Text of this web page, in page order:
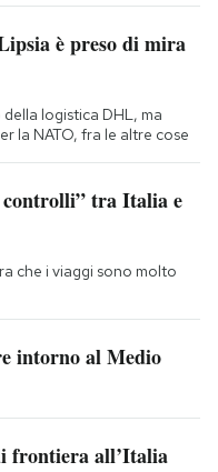
è preso di mira
logistica DHL, ma
la NATO, fra le altre cose
tra Italia e
che i viaggi sono molto
intorno al Medio
frontiera all’Italia